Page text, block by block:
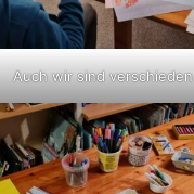
Auch wir sind verschieden